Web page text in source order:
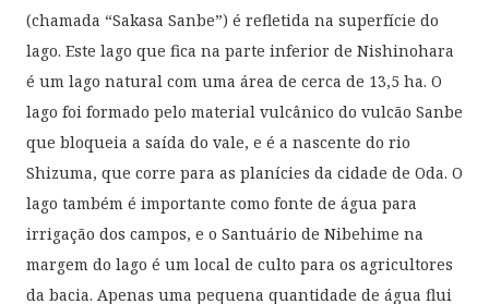
(chamada “Sakasa Sanbe”) é refletida na superfície do
lago. Este lago que fica na parte inferior de Nishinohara
é um lago natural com uma área de cerca de 13,5 ha. O
lago foi formado pelo material vulcânico do vulcão Sanbe
que bloqueia a saída do vale, e é a nascente do rio
Shizuma, que corre para as planícies da cidade de Oda. O
lago também é importante como fonte de água para
irrigação dos campos, e o Santuário de Nibehime na
margem do lago é um local de culto para os agricultores
da bacia. Apenas uma pequena quantidade de água flui